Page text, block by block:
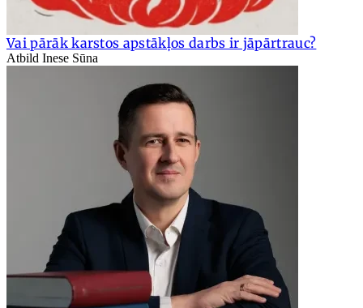
Vai pārāk karstos apstākļos darbs ir jāpārtrauc?
Atbild Inese Sūna